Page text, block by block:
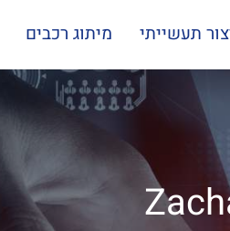
תעשייתי מיתוג רכבים